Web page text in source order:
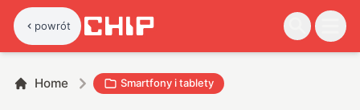
powrót
Home Smartfony i tablety